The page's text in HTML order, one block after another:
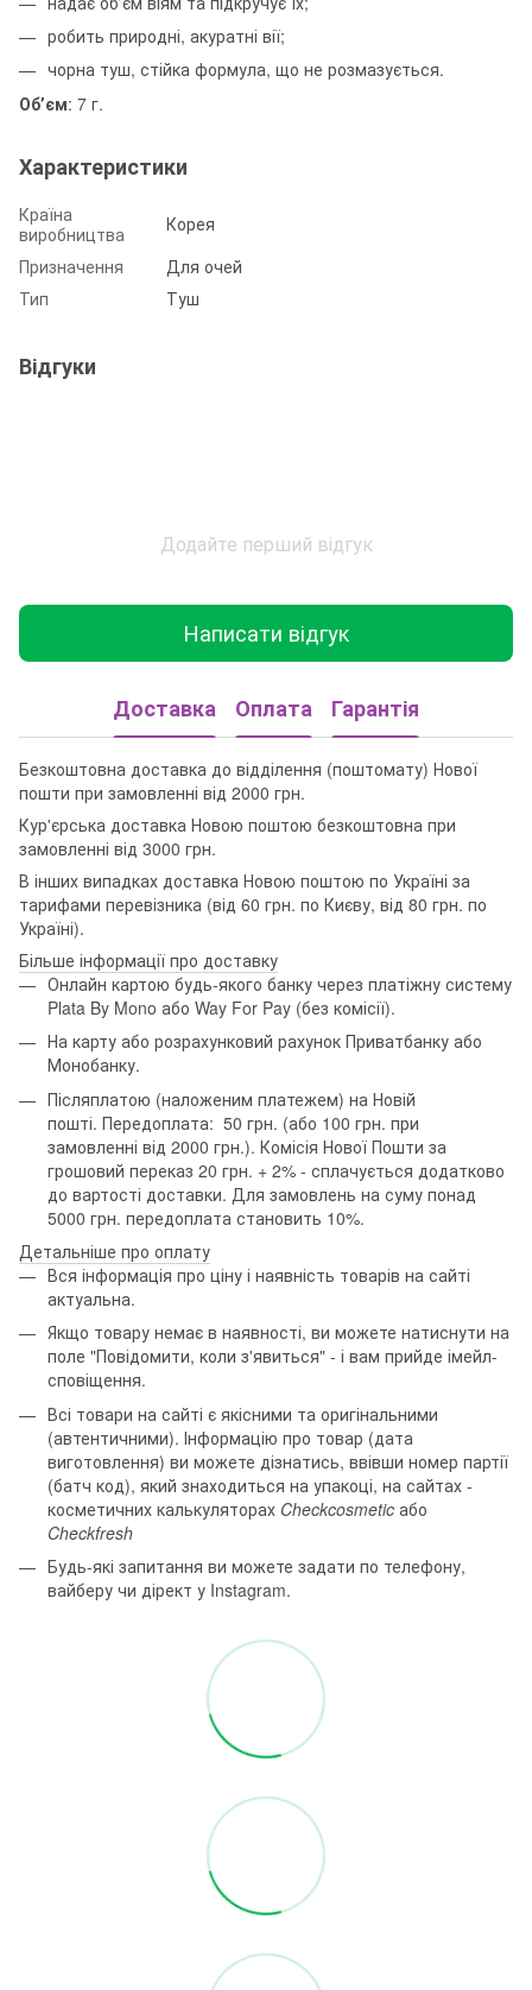
робить природні, акуратні вії;
чорна туш, стійка формула, що не розмазується.
Обʼєм: 7 г.
Характеристики
Країна
виробництва
Корея
Призначення
Для очей
Тип
Туш
Відгуки
Додайте перший відгук
Написати відгук
Доставка Оплата Гарантія
Безкоштовна доставка до відділення (поштомату) Нової
пошти при замовленні від 2000 грн.
Кур'єрська доставка Новою поштою безкоштовна при
замовленні від 3000 грн.
В інших випадках доставка Новою поштою по Україні за
тарифами перевізника (від 60 грн. по Києву, від 80 грн. по
Україні).
Більше інформації про доставку
Онлайн картою будь-якого банку через платіжну систему
Plata By Mono або Way For Pay (без комісії).
На карту або розрахунковий рахунок Приватбанку або
Монобанку.
Післяплатою (наложеним платежем) на Новій
пошті. Передоплата: 50 грн. (або 100 грн. при
замовленні від 2000 грн.). Комісія Нової Пошти за
грошовий переказ 20 грн. + 2% - сплачується додатково
до вартості доставки. Для замовлень на суму понад
5000 грн. передоплата становить 10%.
Детальніше про оплату
Вся інформація про ціну і наявність товарів на сайті
актуальна.
Якщо товару немає в наявності, ви можете натиснути на
поле "Повідомити, коли з'явиться" - і вам прийде імейл-
сповіщення.
Всі товари на сайті є якісними та оригінальними
(автентичними). Інформацію про товар (дата
виготовлення) ви можете дізнатись, ввівши номер партії
(батч код), який знаходиться на упакоці, на сайтах -
косметичних калькуляторах Checkcosmetic або
Checkfresh
Будь-які запитання ви можете задати по телефону,
вайберу чи дірект у Instagram.